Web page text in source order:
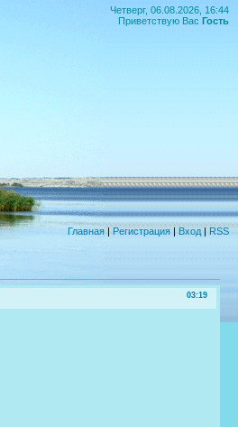
Четверг, 06.08.2026, 16:44
Приветствую Вас Гость
Главная|Регистрация|Вход|RSS
03:19